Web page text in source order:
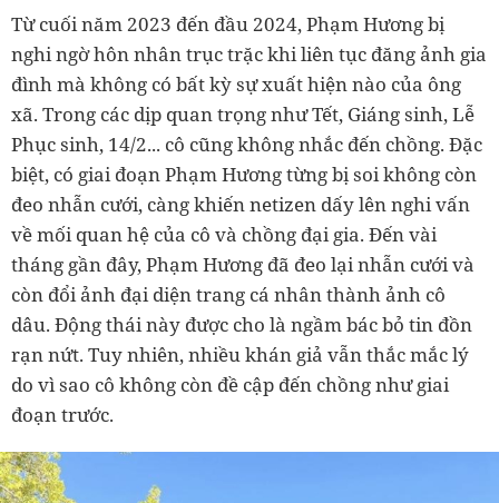
Từ cuối năm 2023 đến đầu 2024, Phạm Hương bị
nghi ngờ hôn nhân trục trặc khi liên tục đăng ảnh gia
đình mà không có bất kỳ sự xuất hiện nào của ông
xã. Trong các dịp quan trọng như Tết, Giáng sinh, Lễ
Phục sinh, 14/2... cô cũng không nhắc đến chồng. Đặc
biệt, có giai đoạn Phạm Hương từng bị soi không còn
đeo nhẫn cưới, càng khiến netizen dấy lên nghi vấn
về mối quan hệ của cô và chồng đại gia. Đến vài
tháng gần đây, Phạm Hương đã đeo lại nhẫn cưới và
còn đổi ảnh đại diện trang cá nhân thành ảnh cô
dâu. Động thái này được cho là ngầm bác bỏ tin đồn
rạn nứt. Tuy nhiên, nhiều khán giả vẫn thắc mắc lý
do vì sao cô không còn đề cập đến chồng như giai
đoạn trước.